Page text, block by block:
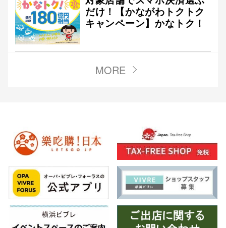
だけ！【かながわトクトク
キャンペーン】かなトク！
MORE